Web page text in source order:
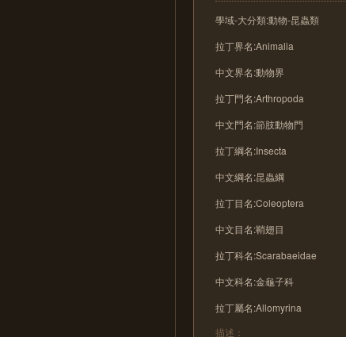
學域-大分類:動物-昆蟲類
拉丁界名:Animalia
中文界名:動物界
拉丁門名:Arthropoda
中文門名:節肢動物門
拉丁綱名:Insecta
中文綱名:昆蟲綱
拉丁目名:Coleoptera
中文目名:鞘翅目
拉丁科名:Scarabaeidae
中文科名:金龜子科
拉丁屬名:Allomyrina
描述：